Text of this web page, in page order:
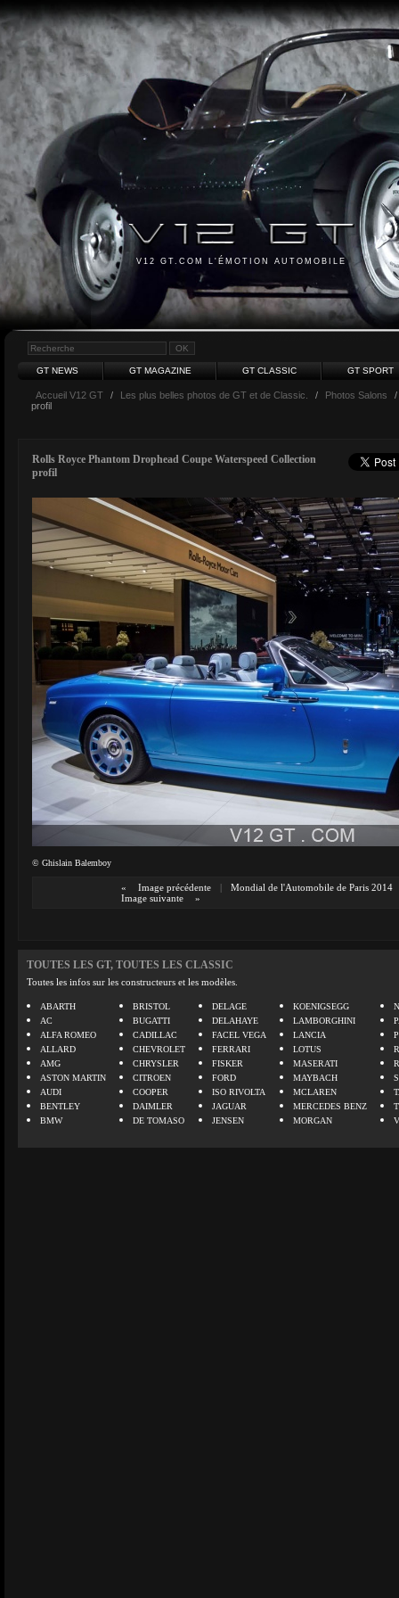
V12 GT.COM L'ÉMOTION AUTOMOBILE
GT NEWS GT MAGAZINE GT CLASSIC GT SPORT
Accueil V12 GT / Les plus belles photos de GT et de Classic. / Photos Salons
/
profil
Rolls Royce Phantom Drophead Coupe Waterspeed Collection
profil
© Ghislain Balemboy
« Image précédente |
Mondial de l'Automobile de Paris 2014
Image suivante
»
TOUTES LES GT, TOUTES LES CLASSIC
Toutes les infos sur les constructeurs et les modèles.
ABARTH
AC
ALFA ROMEO
ALLARD
AMG
ASTON MARTIN
AUDI
BENTLEY
BMW
BRISTOL
BUGATTI
CADILLAC
CHEVROLET
CHRYSLER
CITROEN
COOPER
DAIMLER
DE TOMASO
DELAGE
DELAHAYE
FACEL VEGA
FERRARI
FISKER
FORD
ISO RIVOLTA
JAGUAR
JENSEN
KOENIGSEGG
LAMBORGHINI
LANCIA
LOTUS
MASERATI
MAYBACH
MCLAREN
MERCEDES BENZ
MORGAN